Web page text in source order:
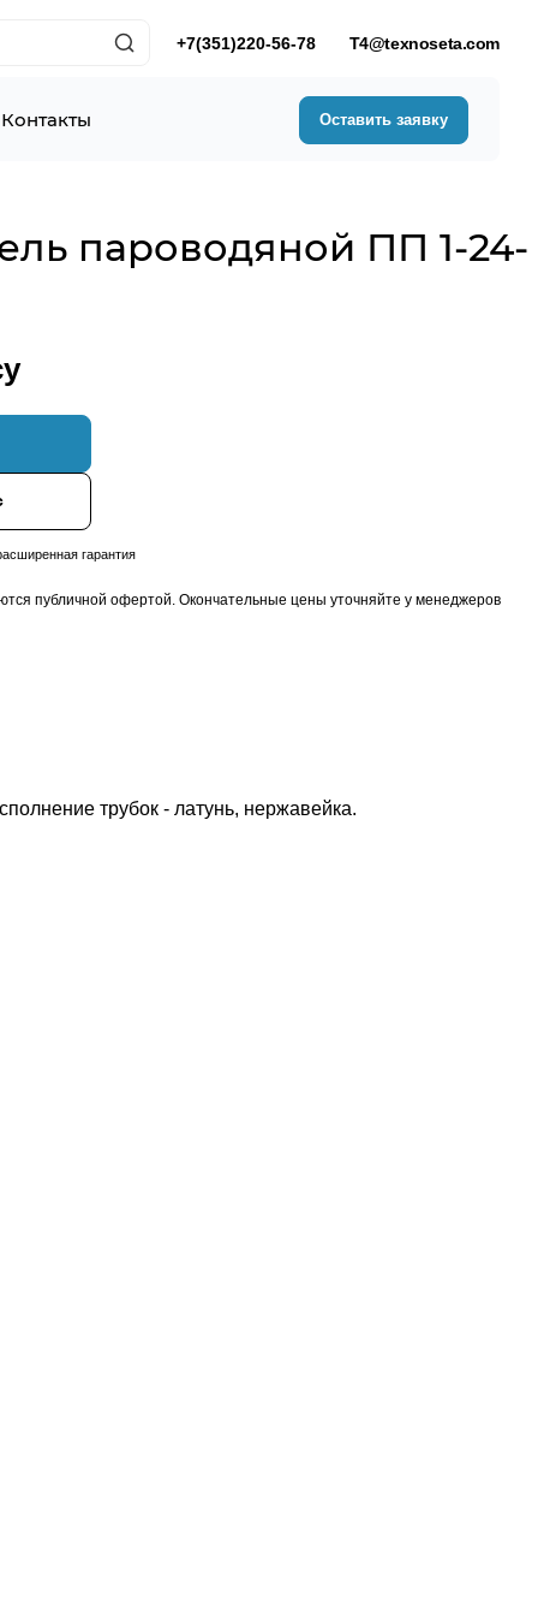
+7(351)220-56-78 T4@texnoseta.com
Контакты Оставить заявку
пароводяной ПП 1-24-
гарантия
публичной офертой. Окончательные цены уточняйте у менеджеров
трубок - латунь, нержавейка.